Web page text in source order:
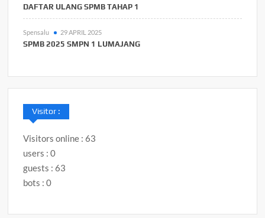
DAFTAR ULANG SPMB TAHAP 1
Spensalu 29 APRIL 2025
SPMB 2025 SMPN 1 LUMAJANG
Visitor :
Visitors online : 63
users : 0
guests : 63
bots : 0